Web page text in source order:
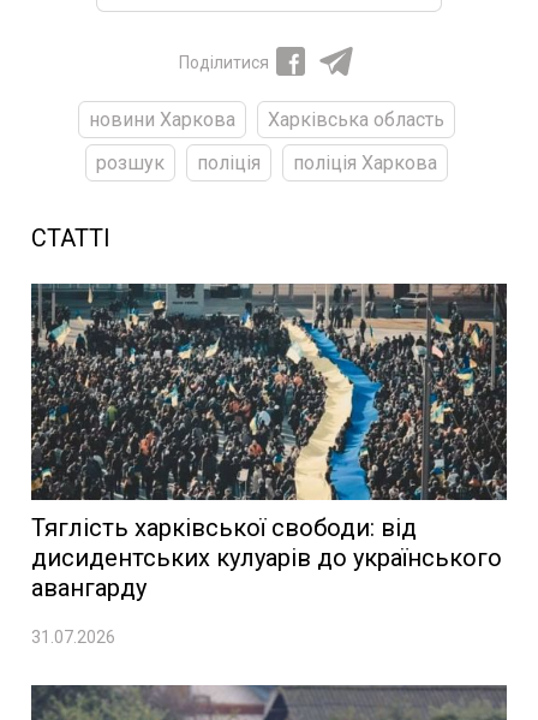
Поділитися
новини Харкова
Харківська область
розшук
поліція поліція Харкова
СТАТТІ
Тяглість харківської свободи: від
дисидентських кулуарів до українського
авангарду
31.07.2026